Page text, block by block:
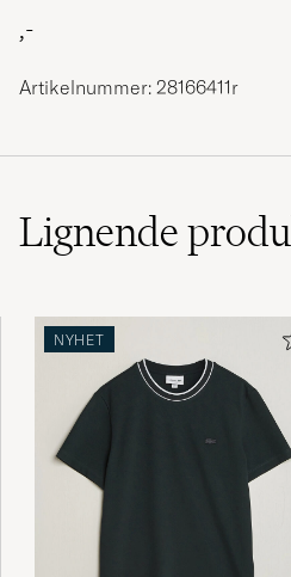
,-
Artikelnummer: 28166411r
Lignende
NYHET